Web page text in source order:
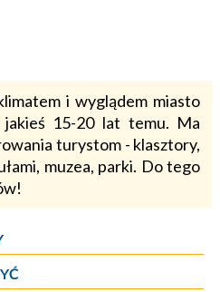
i wyglądem miasto
jakieś 15-20 lat temu. Ma
turystom - klasztory,
muzea, parki. Do tego